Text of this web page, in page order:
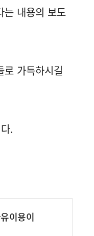
는 내용의 보도
가득하시길
.
이용이